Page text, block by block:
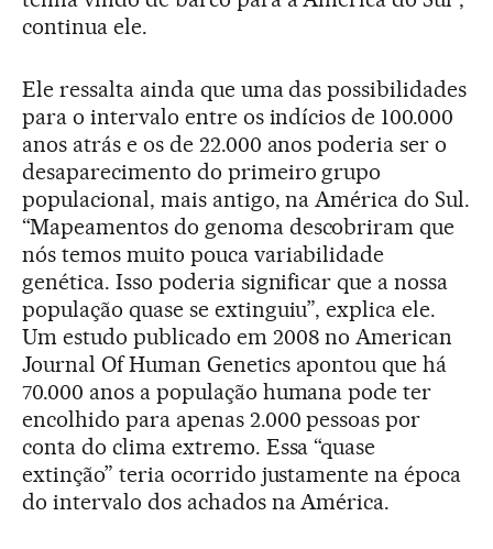
continua ele.
Ele ressalta ainda que uma das possibilidades
para o intervalo entre os indícios de 100.000
anos atrás e os de 22.000 anos poderia ser o
desaparecimento do primeiro grupo
populacional, mais antigo, na América do Sul.
“Mapeamentos do genoma descobriram que
nós temos muito pouca variabilidade
genética. Isso poderia significar que a nossa
população quase se extinguiu”, explica ele.
Um estudo publicado em 2008 no American
Journal Of Human Genetics apontou que há
70.000 anos a população humana pode ter
encolhido para apenas 2.000 pessoas por
conta do clima extremo. Essa “quase
extinção” teria ocorrido justamente na época
do intervalo dos achados na América.